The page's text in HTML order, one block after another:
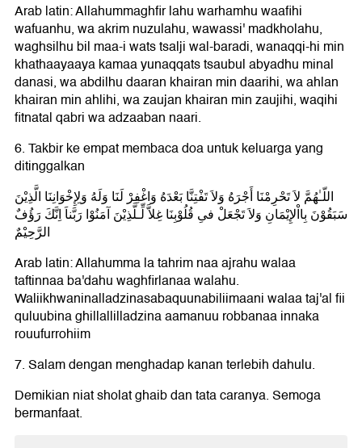
Arab latin: Allahummaghfir lahu warhamhu waafihi
wafuanhu, wa akrim nuzulahu, wawassi' madkholahu,
waghsilhu bil maa-i wats tsalji wal-baradi, wanaqqi-hi min
khathaayaaya kamaa yunaqqats tsaubul abyadhu minal
danasi, wa abdilhu daaran khairan min daarihi, wa ahlan
khairan min ahlihi, wa zaujan khairan min zaujihi, waqihi
fitnatal qabri wa adzaaban naari.
6. Takbir ke empat membaca doa untuk keluarga yang
ditinggalkan
اللّـٰهُمَّ لاَ تَحْرِمْنَا أَجْرَهُ وَلاَ تَفْتِنَّا بَعْدَهُ وَاغْفِرْ لَنَا وَلَهُ وَلِإِخْوَانِنَا الَّذِيْنَ
سَبَقُوْنَ بِااْلإِيْمَانِ وَلاَ تَجْعَلْ فىِ قُلُوْبِنَا غِلاَّ لِّـلَّذِيْنَ آمَنُوْا رَبَّناَ اِنَّكَ رَؤُفٌ
الرَّحِيْمٌ
Arab latin: Allahumma la tahrim naa ajrahu walaa
taftinnaa ba'dahu waghfirlanaa walahu.
Waliikhwaninalladzinasabaquunabiliimaani walaa taj'al fii
quluubina ghillallilladzina aamanuu robbanaa innaka
rouufurrohiim
7. Salam dengan menghadap kanan terlebih dahulu.
Demikian niat sholat ghaib dan tata caranya. Semoga
bermanfaat.